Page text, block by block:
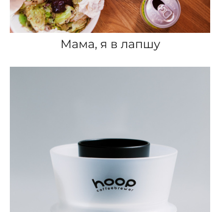
Мама, я в лапшу